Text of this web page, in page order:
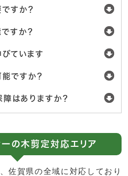
すか？
すか？
ています
ですか？
はありますか？
の木剪定対応エリア
佐賀県の全域に対応しており